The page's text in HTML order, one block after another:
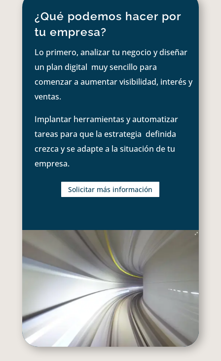
¿Qué podemos hacer por
tu empresa?
Lo primero, analizar tu negocio y diseñar
un plan digital muy sencillo para
comenzar a aumentar visibilidad, interés y
ventas.
Implantar herramientas y automatizar
tareas para que la estrategia definida
crezca y se adapte a la situación de tu
empresa.
Solicitar más información